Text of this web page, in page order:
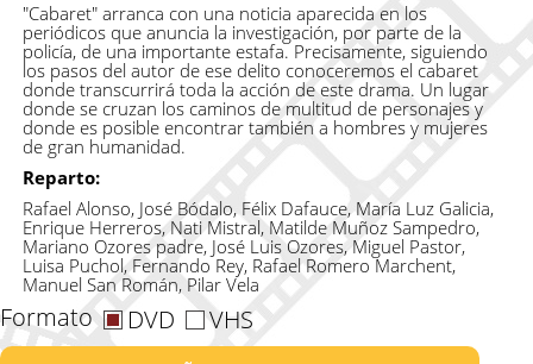
"Cabaret" arranca con una noticia aparecida en los
periódicos que anuncia la investigación, por parte de la
policía, de una importante estafa. Precisamente, siguiendo
los pasos del autor de ese delito conoceremos el cabaret
donde transcurrirá toda la acción de este drama. Un lugar
donde se cruzan los caminos de multitud de personajes y
donde es posible encontrar también a hombres y mujeres
de gran humanidad.
Reparto:
Rafael Alonso, José Bódalo, Félix Dafauce, María Luz Galicia,
Enrique Herreros, Nati Mistral, Matilde Muñoz Sampedro,
Mariano Ozores padre, José Luis Ozores, Miguel Pastor,
Luisa Puchol, Fernando Rey, Rafael Romero Marchent,
Manuel San Román, Pilar Vela
Formato DVD VHS